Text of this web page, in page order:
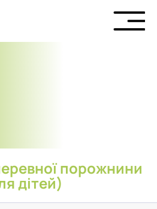
порожнини
дітей)